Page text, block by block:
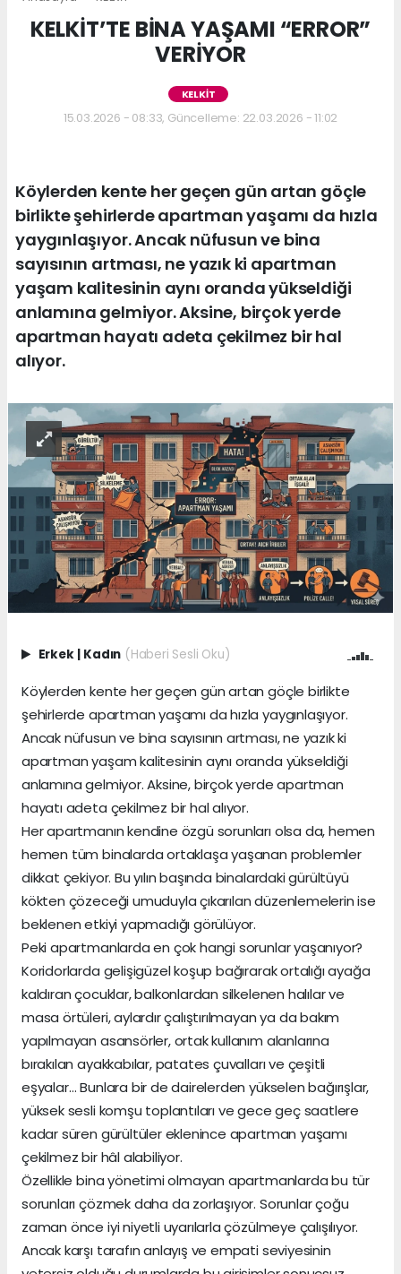
KELKİT’TE BİNA YAŞAMI “ERROR”
VERİYOR
KELKİT
15.03.2026 - 08:33, Güncelleme: 22.03.2026 - 11:02
Köylerden kente her geçen gün artan göçle
birlikte şehirlerde apartman yaşamı da hızla
yaygınlaşıyor. Ancak nüfusun ve bina
sayısının artması, ne yazık ki apartman
yaşam kalitesinin aynı oranda yükseldiği
anlamına gelmiyor. Aksine, birçok yerde
apartman hayatı adeta çekilmez bir hal
alıyor.
Erkek Kadın (Haberi Sesli Oku)
Köylerden kente her geçen gün artan göçle birlikte
şehirlerde apartman yaşamı da hızla yaygınlaşıyor.
Ancak nüfusun ve bina sayısının artması, ne yazık ki
apartman yaşam kalitesinin aynı oranda yükseldiği
anlamına gelmiyor. Aksine, birçok yerde apartman
hayatı adeta çekilmez bir hal alıyor.
Her apartmanın kendine özgü sorunları olsa da, hemen
hemen tüm binalarda ortaklaşa yaşanan problemler
dikkat çekiyor. Bu yılın başında binalardaki gürültüyü
kökten çözeceği umuduyla çıkarılan düzenlemelerin ise
beklenen etkiyi yapmadığı görülüyor.
Peki apartmanlarda en çok hangi sorunlar yaşanıyor?
Koridorlarda gelişigüzel koşup bağırarak ortalığı ayağa
kaldıran çocuklar, balkonlardan silkelenen halılar ve
masa örtüleri, aylardır çalıştırılmayan ya da bakım
yapılmayan asansörler, ortak kullanım alanlarına
bırakılan ayakkabılar, patates çuvalları ve çeşitli
eşyalar… Bunlara bir de dairelerden yükselen bağırışlar,
yüksek sesli komşu toplantıları ve gece geç saatlere
kadar süren gürültüler eklenince apartman yaşamı
çekilmez bir hâl alabiliyor.
Özellikle bina yönetimi olmayan apartmanlarda bu tür
sorunları çözmek daha da zorlaşıyor. Sorunlar çoğu
zaman önce iyi niyetli uyarılarla çözülmeye çalışılıyor.
Ancak karşı tarafın anlayış ve empati seviyesinin